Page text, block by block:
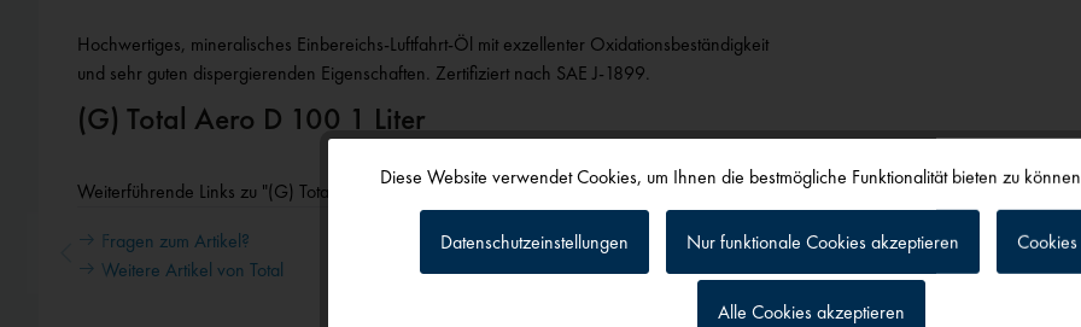
Hochwertiges, mineralisches Einbereichs-Luftfahrt-Öl mit exzellenter Oxidationsbeständigkeit
und sehr guten dispergierenden Eigenschaften. Zertifiziert nach SAE J-1899.
(G) Total Aero D 100 1 Liter
Weiterführende Links zu "(G) Total Aero D 100 Einbereichs-Luftfahrt-Öl für Kolbenmotoren"
Fragen zum Artikel?
Weitere Artikel von Total
Tracking
Diese Website verwendet Cookies, um Ihnen die bestmögliche Funktionalität bieten zu
Datenschutzeinstellungen Nur funktionale Cookies akzeptieren
Alle Cookies akzeptieren